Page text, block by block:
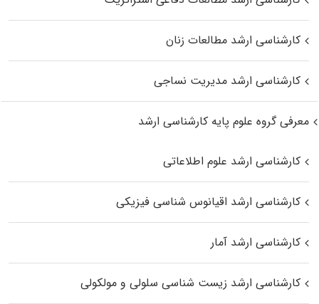
کارشناسی ارشد مطالعات زنان
کارشناسی ارشد مدیریت نساجی
معرفی گروه علوم پایه کارشناسی ارشد
کارشناسی ارشد علوم اطلاعاتی
کارشناسی ارشد اقیانوس‌ شناسی فیزیکی
کارشناسی ارشد آمار
کارشناسی ارشد زیست شناسی سلولی و مولکولی